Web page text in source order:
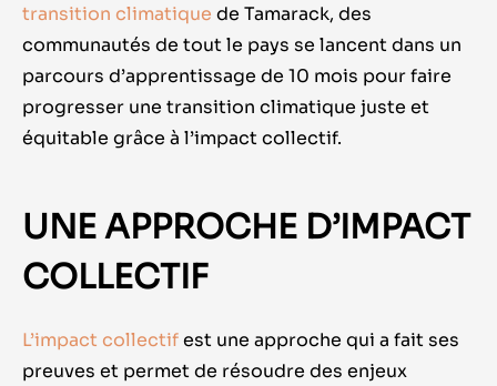
transition climatique de Tamarack, des
communautés de tout le pays se lancent dans un
parcours d’apprentissage de 10 mois pour faire
progresser une transition climatique juste et
équitable grâce à l’impact collectif.
UNE APPROCHE D’IMPACT
COLLECTIF
L’impact collectifest une approche qui a fait ses
preuves et permet de résoudre des enjeux